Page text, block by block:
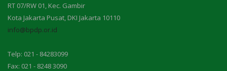
RT 07/RW 01, Kec. Gambir
Kota Jakarta Pusat, DKI Jakarta 10110
info@bpdp.or.id
Telp: 021 - 84283099
Fax: 021 - 8248 3090